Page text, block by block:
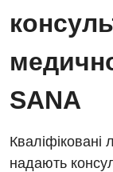
Відгуки
Відео
Рентгенографія
УЗД
Для
SANA
Кваліфіковані
надають